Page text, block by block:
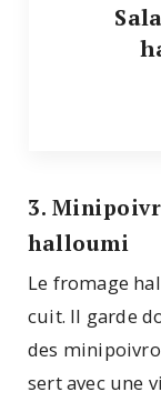
3.
halloumi
Le fromage
cuit. Il garde
des
sert avec une